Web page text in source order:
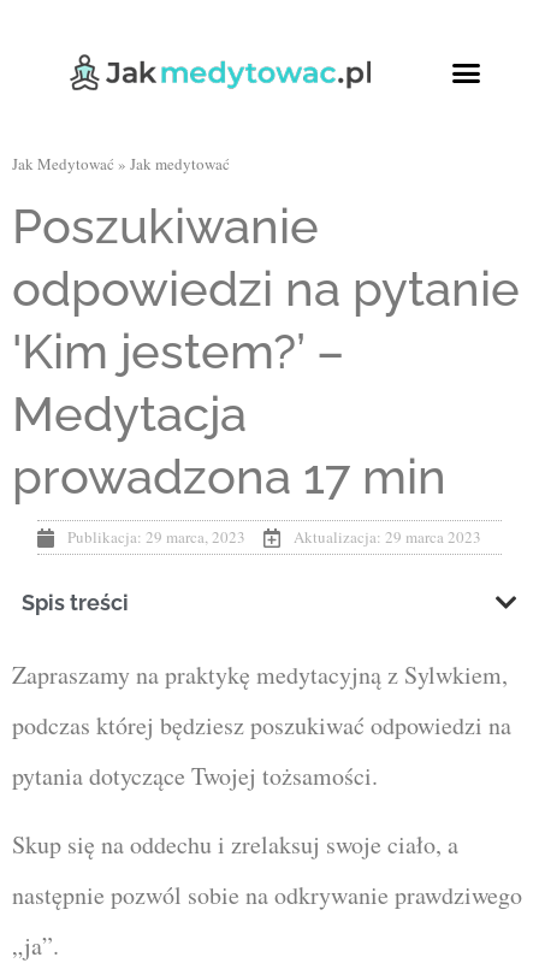
Jak Medytować » Jak medytować
Poszukiwanie
odpowiedzi na pytanie
'Kim jestem?’ –
Medytacja
prowadzona 17 min
Publikacja: 29 marca, 2023 Aktualizacja: 29 marca 2023
Spis treści
Zapraszamy na praktykę medytacyjną z Sylwkiem,
podczas której będziesz poszukiwać odpowiedzi na
pytania dotyczące Twojej tożsamości.
Skup się na oddechu i zrelaksuj swoje ciało, a
następnie pozwól sobie na odkrywanie prawdziwego
„ja”.